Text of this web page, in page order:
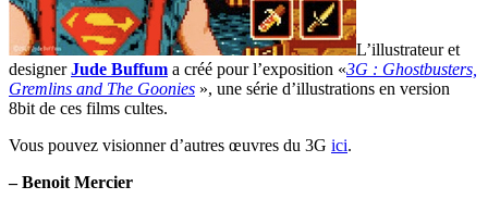
L’illustrateur et
designerJude Buffum a créé pour l’exposition «3G : Ghostbusters,
Gremlins and The Goonies », une série d’illustrations en version
8bit de ces films cultes.
Vous pouvez visionner d’autres œuvres du 3G ici.
– Benoit Mercier